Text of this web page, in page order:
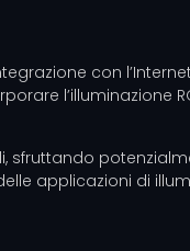
con
l’illuminazione
sfruttando
applicazioni di